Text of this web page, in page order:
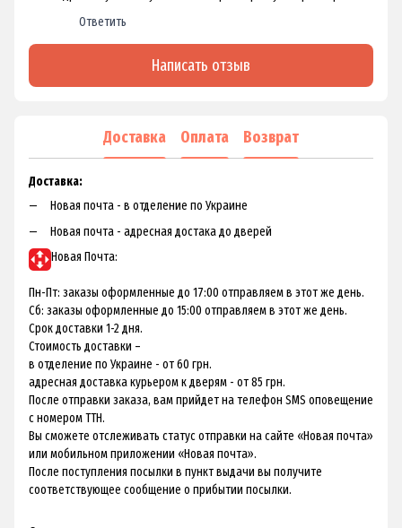
Ответить
Написать отзыв
Доставка Оплата Возврат
Доставка:
Новая почта - в отделение по Украине
Новая почта - адресная достака до дверей
Новая Почта:
Пн-Пт: заказы оформленные до 17:00 отправляем в этот же день.
Сб: заказы оформленные до 15:00 отправляем в этот же день.
Срок доставки 1-2 дня.
Стоимость доставки –
в отделение по Украине - от 60 грн.
адресная доставка курьером к дверям - от 85 грн.
После отправки заказа, вам прийдет на телефон SMS оповещение
с номером ТТН.
Вы сможете отслеживать статус отправки на сайте «Новая почта»
или мобильном приложении «Новая почта».
После поступления посылки в пункт выдачи вы получите
соответствующее сообщение о прибытии посылки.